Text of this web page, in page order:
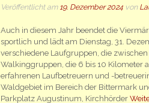
Veröffentlicht am 19. Dezember 2024 von
Auch in diesem Jahr beendet die
sportlich und lädt am Dienstag, 31.
verschiedene Laufgruppen, die
Walkinggruppen, die 6 bis 10 Kilometer
erfahrenen Laufbetreuern und -
Waldgebiet im Bereich der Bittermark
Parkplatz Augustinum, Kirchhörder